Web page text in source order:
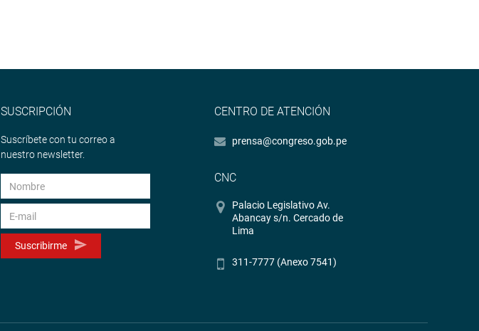
SUSCRIPCIÓN
Suscríbete con tu correo a
nuestro newsletter.
Suscribirme
CENTRO DE ATENCIÓN
prensa@congreso.gob.pe
CNC
Palacio Legislativo Av.
Abancay s/n. Cercado de
Lima
311-7777 (Anexo 7541)